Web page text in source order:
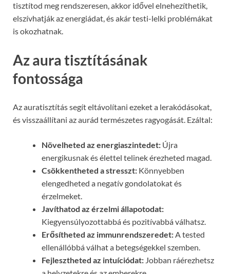
tisztítod meg rendszeresen, akkor idővel elnehezíthetik,
elszívhatják az energiádat, és akár testi-lelki problémákat
is okozhatnak.
Az aura tisztításának
fontossága
Az auratisztítás segít eltávolítani ezeket a lerakódásokat,
és visszaállítani az aurád természetes ragyogását. Ezáltal:
Növelheted az energiaszintedet: Újra
energikusnak és élettel telinek érezheted magad.
Csökkentheted a stresszt: Könnyebben
elengedheted a negatív gondolatokat és
érzelmeket.
Javíthatod az érzelmi állapotodat:
Kiegyensúlyozottabbá és pozitívabbá válhatsz.
Erősítheted az immunrendszeredet: A tested
ellenállóbbá válhat a betegségekkel szemben.
Fejlesztheted az intuíciódat: Jobban ráérezhetsz